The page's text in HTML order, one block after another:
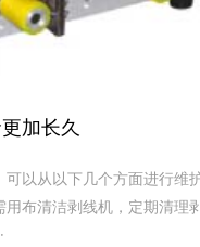
加长久
以从以下几个方面进行维
布清洁剥线机，定期清理